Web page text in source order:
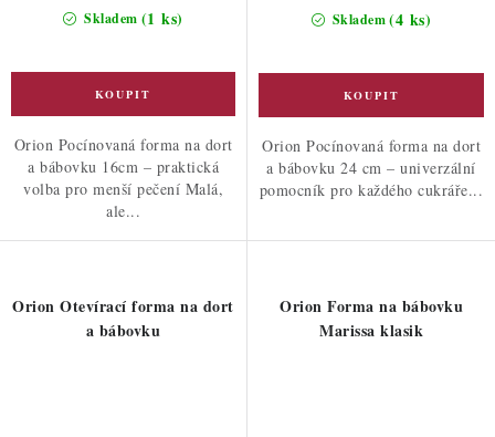
Skladem (1 ks)
Orion Pocínovaná forma na dort
a bábovku 16cm – praktická
volba pro menší pečení Malá,
ale...
Skladem(4 ks)
Orion Pocínovaná forma na dort
a bábovku 24 cm – univerzální
pomocník pro každého cukráře...
Orion Otevírací forma na dort
a bábovku
Orion Forma na bábovku
Marissa klasik